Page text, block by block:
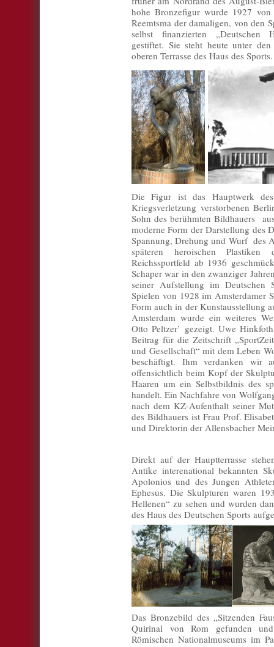
hohe Bronzefigur wurde 1927
Reemtsma der damaligen, von den
selbst finanzierten „Deutschen
gestiftet. Sie steht heute unter
oberen Terrasse des Haus des Sports.
Die Figur ist das Hauptwerk
Kriegsverletzung verstorbenen
Sohn des berühmten Bildhauers
moderne Form der Darstellung des
Spannung, Drehung und Wurf des
späteren heroischen
Reichssportfeld ab 1936
Schaper war in den zwanziger
seiner Aufstellung im Deutschen
Spielen von 1928 im Amsterdamer
Form auch in der Kunstausstellung
Amsterdam wurde ein weiteres
Otto Peltzer’ gezeigt. Uwe
Beitrag für die Zeitschrift
und Gesellschaft“ mit dem Leben
beschäftigt. Ihm verdanken wir
offensichtlich beim Kopf der
Haaren um ein Selbstbildnis des
handelt. Ein Nachfahre von
nach dem KZ-Aufenthalt seiner
des Bildhauers ist Frau Prof.
und Direktorin der Allensbacher
Direkt auf der Hauptterrasse
Antike interenational bekannten
Apolonios und des Jungen
Ephesus. Die Skulpturen waren
Hellenen“ zu sehen und wurden
des Haus des Deutschen Sports
Das Bronzebild des „Sitzenden
Quirinal von Rom gefunden
Römischen Nationalmuseums im